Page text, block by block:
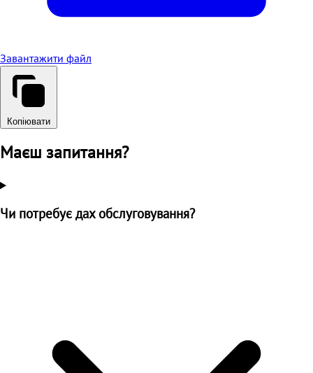
Завантажити файл
Копіювати
Маєш запитання?
Чи потребує дах обслуговування?